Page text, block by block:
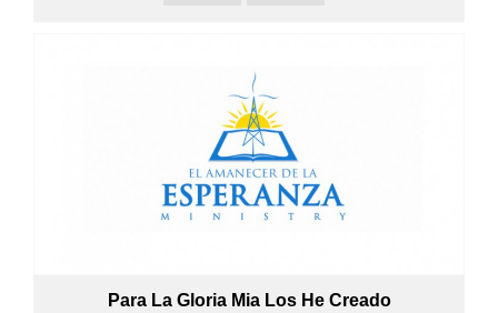
Para La Gloria Mia Los He Creado